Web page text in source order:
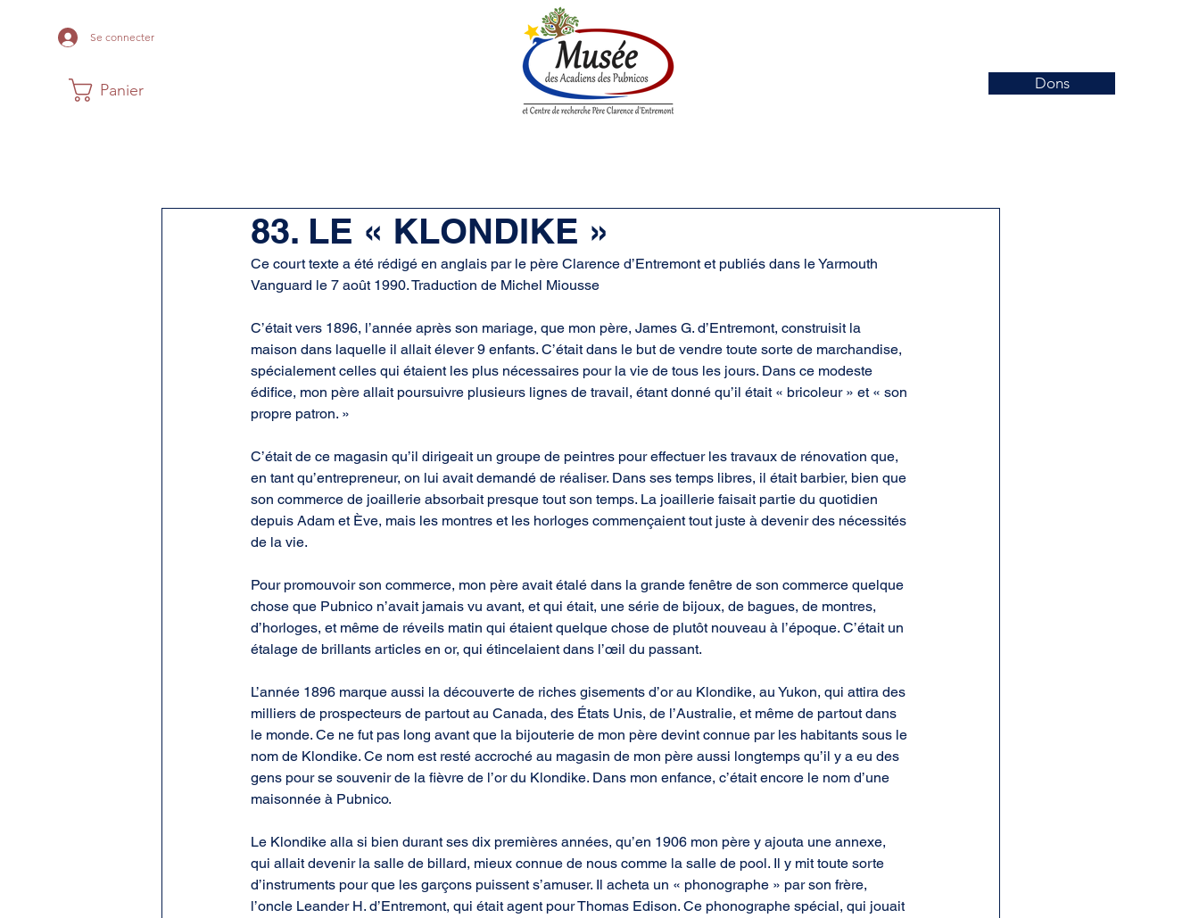
Se connecter
Panier Dons
83. LE « KLONDIKE »
Ce court texte a été rédigé en anglais par le père Clarence d’Entremont et publiés dans le Yarmouth
Vanguard le 7 août 1990. Traduction de Michel Miousse
C’était vers 1896, l’année après son mariage, que mon père, James G. d’Entremont, construisit la
maison dans laquelle il allait élever 9 enfants. C’était dans le but de vendre toute sorte de marchandise,
spécialement celles qui étaient les plus nécessaires pour la vie de tous les jours. Dans ce modeste
édifice, mon père allait poursuivre plusieurs lignes de travail, étant donné qu’il était « bricoleur » et « son
propre patron. »
C’était de ce magasin qu’il dirigeait un groupe de peintres pour effectuer les travaux de rénovation que,
en tant qu’entrepreneur, on lui avait demandé de réaliser. Dans ses temps libres, il était barbier, bien que
son commerce de joaillerie absorbait presque tout son temps. La joaillerie faisait partie du quotidien
depuis Adam et Ève, mais les montres et les horloges commençaient tout juste à devenir des nécessités
de la vie.
Pour promouvoir son commerce, mon père avait étalé dans la grande fenêtre de son commerce quelque
chose que Pubnico n’avait jamais vu avant, et qui était, une série de bijoux, de bagues, de montres,
d’horloges, et même de réveils matin qui étaient quelque chose de plutôt nouveau à l’époque. C’était un
étalage de brillants articles en or, qui étincelaient dans l’œil du passant.
L’année 1896 marque aussi la découverte de riches gisements d’or au Klondike, au Yukon, qui attira des
milliers de prospecteurs de partout au Canada, des États Unis, de l’Australie, et même de partout dans
le monde. Ce ne fut pas long avant que la bijouterie de mon père devint connue par les habitants sous le
nom de Klondike. Ce nom est resté accroché au magasin de mon père aussi longtemps qu’il y a eu des
gens pour se souvenir de la fièvre de l’or du Klondike. Dans mon enfance, c’était encore le nom d’une
maisonnée à Pubnico.
Le Klondike alla si bien durant ses dix premières années, qu’en 1906 mon père y ajouta une annexe,
qui allait devenir la salle de billard, mieux connue de nous comme la salle de pool. Il y mit toute sorte
d’instruments pour que les garçons puissent s’amuser. Il acheta un « phonographe » par son frère,
l’oncle Leander H. d’Entremont, qui était agent pour Thomas Edison. Ce phonographe spécial, qui jouait